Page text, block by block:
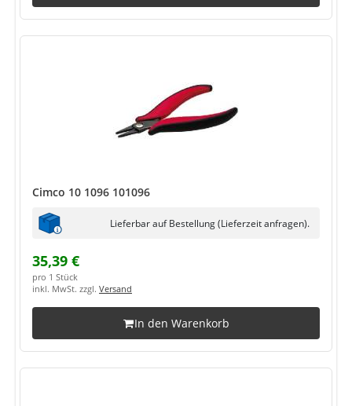
Cimco 10 1096 101096
Lieferbar auf Bestellung (Lieferzeit anfragen).
35,39 €
pro 1 Stück
inkl. MwSt. zzgl. Versand
In den Warenkorb